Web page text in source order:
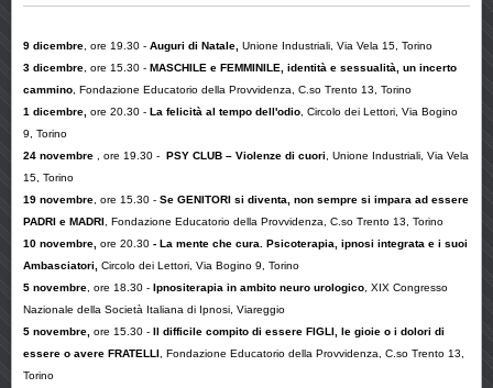
9 dicembre , ore 19.30 - Auguri di Natale, Unione Industriali, Via Vela 15, Torino
3 dicembre , ore 15.30 - MASCHILE e FEMMINILE, identità e sessualità, un incerto
cammino , Fondazione Educatorio della Provvidenza, C.so Trento 13, Torino
1 dicembre, ore 20.30 - La felicità al tempo dell'odio , Circolo dei Lettori, Via Bogino
9, Torino
24 novembre , ore 19.30 - PSY CLUB – Violenze di cuori
Unione Industriali, Via Vela
15, Torino
19 novembre ore 15.30 - Se GENITORI si diventa, non sempre si impara ad essere
PADRI e MADRI , Fondazione Educatorio della Provvidenza, C.so Trento 13, Torino
10 novembre, ore 20.30 - La mente che cura. Psicoterapia, ipnosi integrata e i suoi
Ambasciatori, Circolo dei Lettori, Via Bogino 9, Torino
5 novembre , ore 18.30 - Ipnositerapia in ambito neuro urologico , XIX Congresso
Nazionale della Società Italiana di Ipnosi, Viareggio
5 novembre, ore 15.30 - Il difficile compito di essere FIGLI, le gioie o i dolori di
essere o avere FRATELLI Fondazione Educatorio della Provvidenza, C.so Trento 13,
Torino